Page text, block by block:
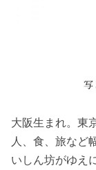
大阪生まれ。東
人、食、旅など
いしん坊がゆえ